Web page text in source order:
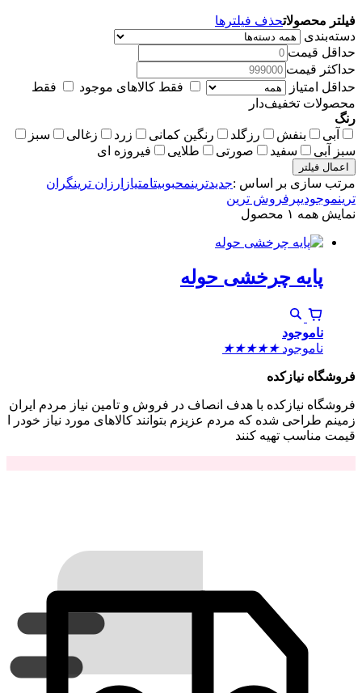
فیلتر محصولاتحذف فیلترها
دسته‌بندی
حداقل قیمت
حداکثر قیمت
حداقل امتیاز
فقط کالاهای موجود
فقط
محصولات تخفیف‌دار
رنگ
آبی
بنفش رزگلد رنگین کمانی زرد زغالی
سبز
سبز آبی
سفید صورتی طلایی فیروزه ای
اعمال فیلتر
مرتب سازی بر اساس :جدیدترینمحبوبیتامتیاز ارزان ترینگران
ترینموجودیپرفروش ترین
نمایش همه ۱ محصول
پایه چرخشی حوله
ناموجود
ناموجود ★
★
★
★
★
فروشگاه نیازکده
فروشگاه نیازکده با هدف انصاف در فروش و تامین نیاز مردم ایران
زمینم طراحی شده که مردم عزیزم بتوانند کالاهای مورد نیاز خودر ا
قیمت مناسب تهیه کنند